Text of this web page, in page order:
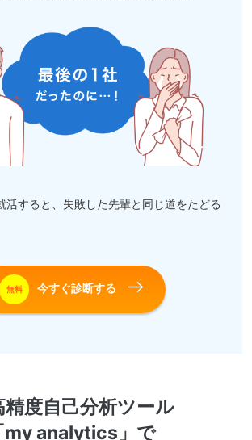
活すると、失敗した先輩と同じ道をたどる
無料 今すぐ診断する
精度自己分析ツール
my analytics」で